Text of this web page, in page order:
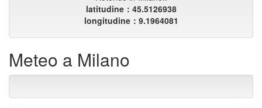
latitudine：45.5126938
longitudine：9.1964081
Meteo a Milano